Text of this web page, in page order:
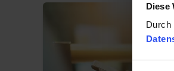
Diese
Durch